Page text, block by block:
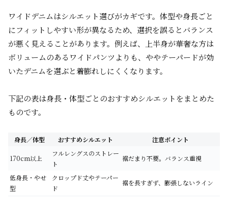
ワイドデニムはシルエット選びがカギです。体型や身長ごと
にフィットしやすい形が異なるため、選択を誤るとバランス
が悪く見えることがあります。例えば、上半身が華奢な方は
ボリュームのあるワイドパンツよりも、ややテーパードが効
いたデニムを選ぶと着膨れしにくくなります。
下記の表は身長・体型ごとのおすすめシルエットをまとめた
ものです。
身長／体型 おすすめシルエット 注意ポイント
170cm以上
フルレングスのストレー
ト
裾だまり不要。バランス重視
低身長・やせ
型
クロップド丈やテーパー
ド
裾を長すぎず、膨張しないライン